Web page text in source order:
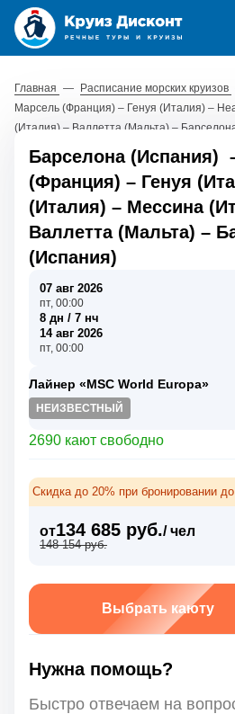
Главная — Расписание морских круизов
Марсель (Франция) – Генуя (Италия) –
(Италия) – Валлетта (Мальта) –
Барселона (Испания)
(Франция) – Генуя
(Италия) – Мессина
Валлетта (Мальта) –
(Испания)
07 авг 2026
пт, 00:00
8 дн / 7 нч
14 авг 2026
пт, 00:00
Лайнер «MSC World Europa»
НЕИЗВЕСТНЫЙ
2690 кают свободно
Скидка до 20% при бронировании
от134 685 руб./ чел
148 154 руб.
Выбрать каюту
Нужна помощь?
Быстро отвечаем на